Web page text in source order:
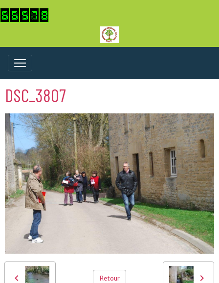
DSC_3807
Retour